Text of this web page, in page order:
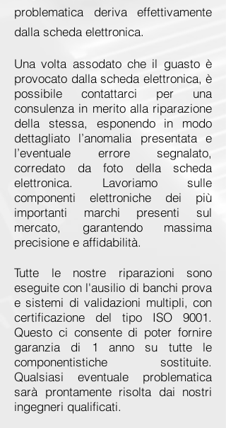
problematica deriva effettivamente
dalla scheda elettronica.
Una volta assodato che il guasto è
provocato dalla scheda elettronica, è
possibile contattarci per una
consulenza in merito alla riparazione
della stessa, esponendo in modo
dettagliato l’anomalia presentata e
l’eventuale errore segnalato,
corredato da foto della scheda
elettronica. Lavoriamo sulle
componenti elettroniche dei più
importanti marchi presenti sul
mercato, garantendo massima
precisione e affidabilità.
Tutte le nostre riparazioni sono
eseguite con l'ausilio di banchi prova
e sistemi di validazioni multipli, con
certificazione del tipo ISO 9001.
Questo ci consente di poter fornire
garanzia di 1 anno su tutte le
componentistiche sostituite.
Qualsiasi eventuale problematica
sarà prontamente risolta dai nostri
ingegneri qualificati.